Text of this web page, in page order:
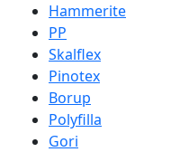
Hammerite
PP
Skalflex
Pinotex
Borup
Polyfilla
Gori